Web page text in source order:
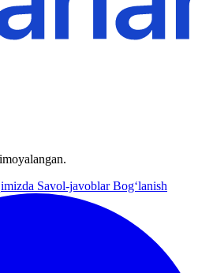
Savol-javoblarBog‘lanish